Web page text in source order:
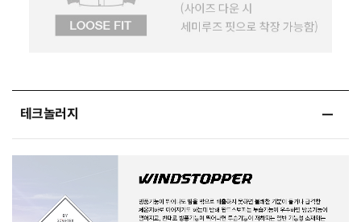
테크놀러지